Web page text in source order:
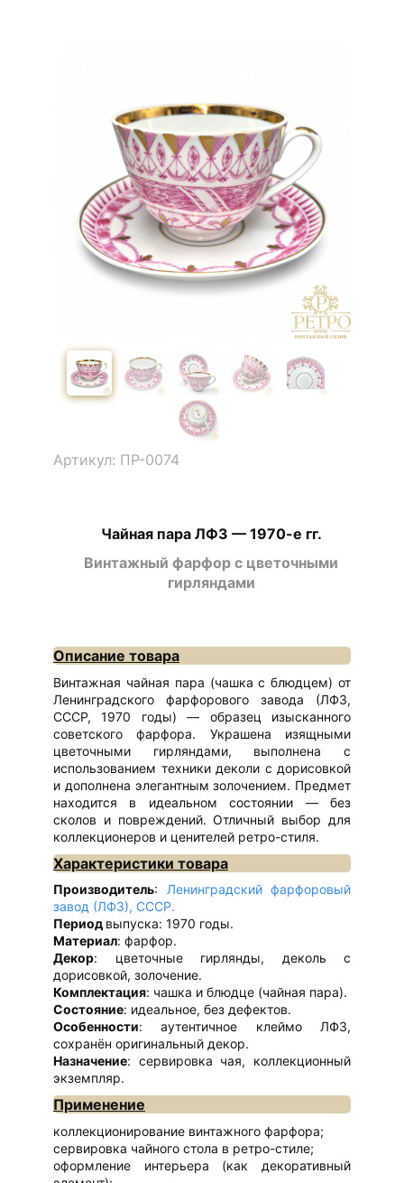
Чайная пара ЛФЗ — 1970-е гг.
Винтажный фарфор с цветочными
гирляндами
Описание товара
Винтажная чайная пара (чашка с блюдцем) от
Ленинградского фарфорового завода (ЛФЗ,
СССР, 1970 годы) — образец изысканного
советского фарфора. Украшена изящными
цветочными гирляндами, выполнена с
использованием техники деколи с дорисовкой
и дополнена элегантным золочением. Предмет
находится в идеальном состоянии — без
сколов и повреждений. Отличный выбор для
коллекционеров и ценителей ретро-стиля.
Характеристики товара
Производитель: Ленинградский фарфоровый
завод (ЛФЗ), СССР.
Период выпуска: 1970 годы.
Материал: фарфор.
Декор: цветочные гирлянды, деколь с
дорисовкой, золочение.
Комплектация: чашка и блюдце (чайная пара).
Состояние: идеальное, без дефектов.
Особенности: аутентичное клеймо ЛФЗ,
сохранён оригинальный декор.
Назначение: сервировка чая, коллекционный
экземпляр.
Применение
коллекционирование винтажного фарфора;
сервировка чайного стола в ретро-стиле;
оформление интерьера (как декоративный
Артикул: ПР-0074